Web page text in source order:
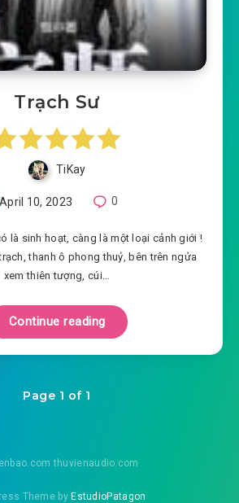
Trạch Sư
TiKay
April 10, 2023 0
là sinh hoạt, càng là một loại cảnh giới !
thanh ô phong thuỷ, bên trên ngửa
xem thiên tượng, cúi…
Continue reading
Page 1 of 1
thuvienaudio.com
Theme byEstudioPatagon